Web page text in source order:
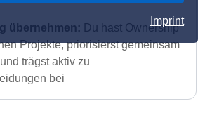
Imprint
übernehmen: Du hast Ownership
Projekte, priorisierst gemeinsam
trägst aktiv zu
bei